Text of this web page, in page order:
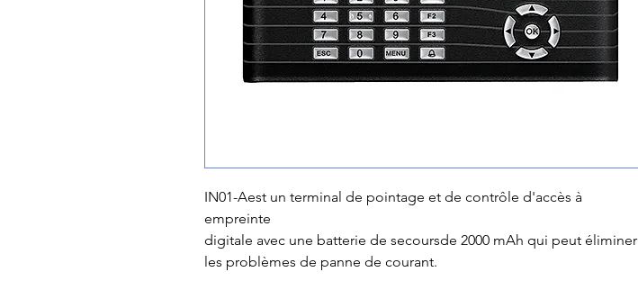
IN01-Aest un terminal de pointage et de contrôle d'accès à
empreinte
digitale avec une batterie de secoursde 2000 mAh qui peut éliminer
les problèmes de panne de courant.